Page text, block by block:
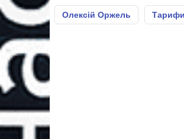
Олексій Оржель Тарифи